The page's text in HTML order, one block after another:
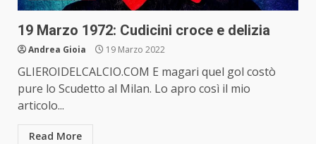
19 Marzo 1972: Cudicini croce e delizia
Andrea Gioia 19 Marzo 2022
GLIEROIDELCALCIO.COM E magari quel gol costò
pure lo Scudetto al Milan. Lo apro così il mio
articolo...
Read More